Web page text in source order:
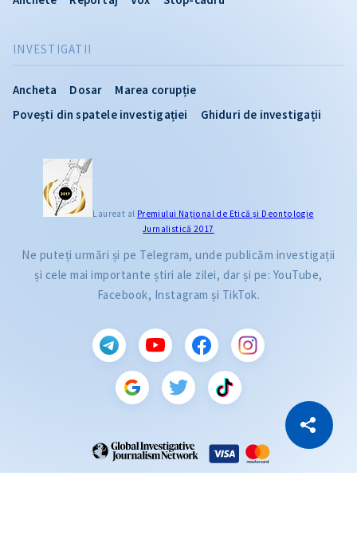
Copiază Link
INVESTIGATII
Ancheta Dosar
Marea corupție
Povești din spatele investigației
Ghiduri de investigații
Laureat al Premiului Naţional de Etică și Deontologie
Jurnalistică 2017
Ne puteți urmări și pe Telegram, unde publicăm investigații
și cele mai importante știri ale zilei, dar și pe: YouTube,
Facebook, Instagram și TikTok.